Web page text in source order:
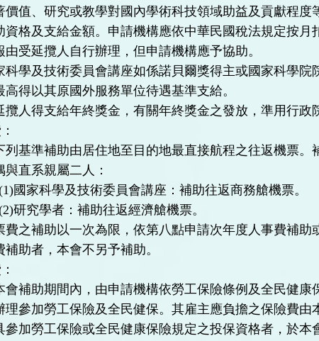
價值、研究或教學對國內學術科技領域助益及貢獻程度
資格及支給金額。申請機構應依中華民國稅法規定按月
由受延攬人自行辦理，但申請機構應予協助。
科學及技術委員會講座如係諾貝爾獎得主或國家科學院
高得以其原國外服務單位待遇基準支給。
攬人得支給年終獎金，有關年終獎金之發放，準用行政
列基準補助由居住地至目的地最直接航程之往返機票。
與直系親屬二人：
國家科學及技術委員會講座：補助往返商務艙機票。
研究學者：補助往返經濟艙機票。
費之補助以一次為限，依第八點申請次年度人事費補助
補助者，本會不另予補助。
會補助期間內，由申請機構依勞工保險條例及全民健康
理參加勞工保險及全民健保。其雇主應負擔之保險費由
參加勞工保險或全民健康保險規定之投保資格者，於本